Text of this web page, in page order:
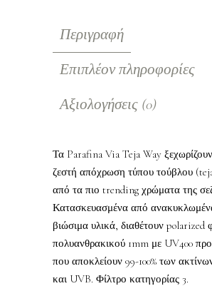
Περιγραφή
Επιπλέον πληροφορίες
Αξιολογήσεις (0)
Τα Parafina Via Teja Way
ζεστή απόχρωση τύπου τούβλου
από τα πιο trending χρώματα της
Κατασκευασμένα από
βιώσιμα υλικά, διαθέτουν polarized
πολυανθρακικού 1mm με UV400
που αποκλείουν 99-100% των
και UVB. Φίλτρο κατηγορίας 3.